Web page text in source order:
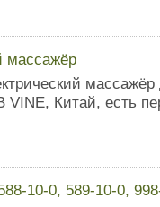
массажёр
VINE, Китай, есть
10-0, 589-10-0,